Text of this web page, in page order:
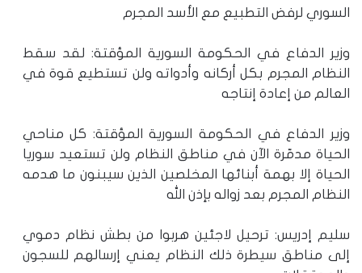
السوري لرفض التطبيع مع الأسد المجرم
وزير الدفاع في الحكومة السورية المؤقتة: لقد سقط
النظام المجرم بكل أركانه وأدواته ولن تستطيع قوة في
العالم من إعادة إنتاجه
وزير الدفاع في الحكومة السورية المؤقتة: كل مناحي
الحياة مدمّرة الآن في مناطق النظام ولن تستعيد سوريا
الحياة إلا بهمة أبنائها المخلصين الذين سيبنون ما هدمه
النظام المجرم بعد زواله بإذن الله
سليم إدريس: ترحيل لاجئين هربوا من بطش نظام دموي
إلى مناطق سيطرة ذلك النظام يعني إرسالهم للسجون